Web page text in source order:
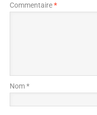
Commentaire*
Nom *